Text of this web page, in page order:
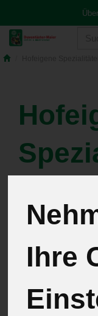
Ihre
Pflanzen
Hersteller